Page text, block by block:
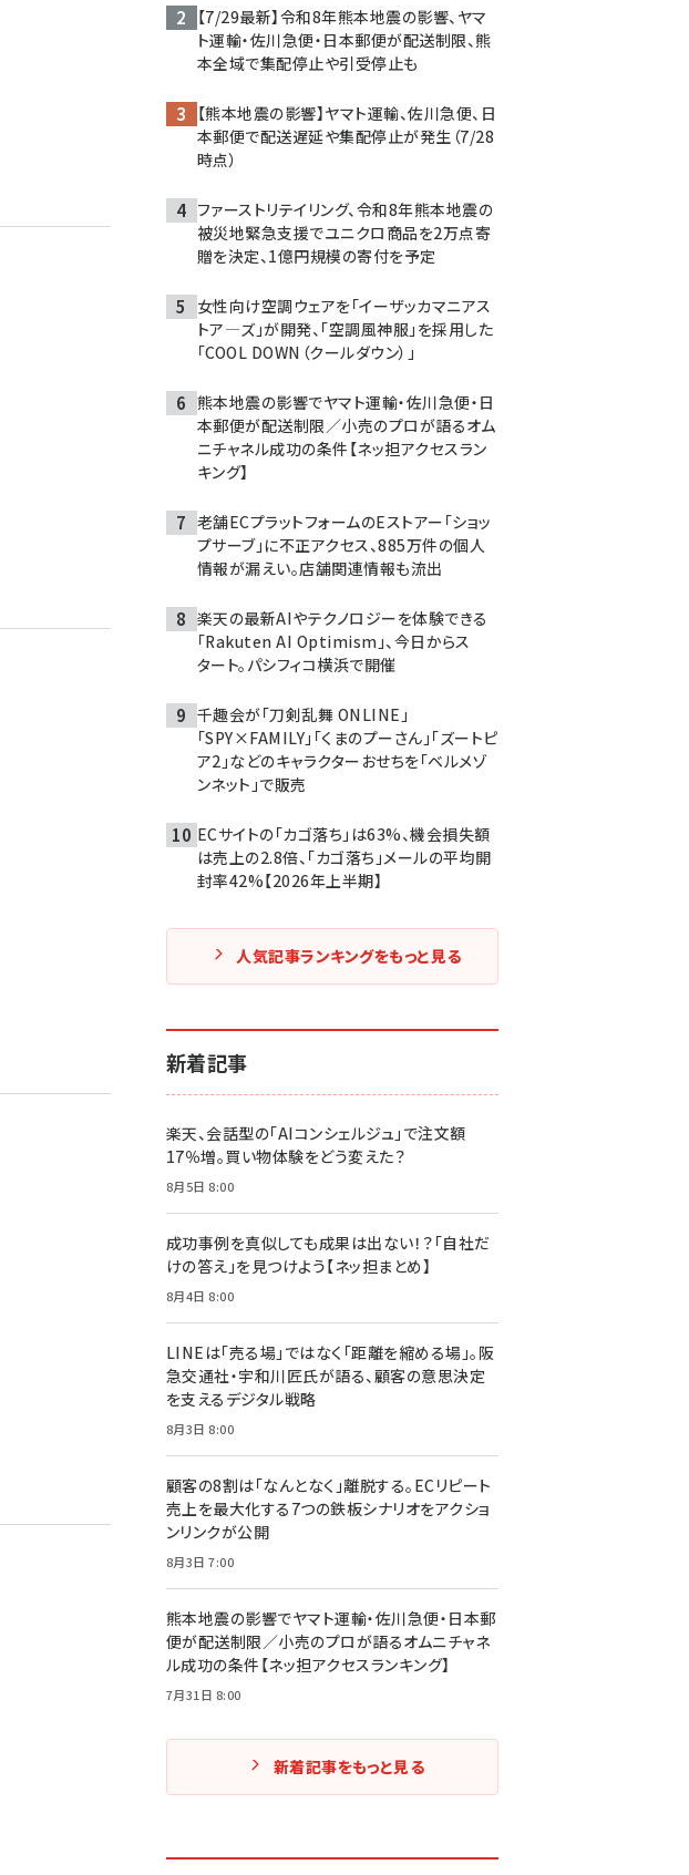
【7/29最新】令和8年熊本地震の影響、ヤマ
ト運輸・佐川急便・日本郵便が配送制限、熊
本全域で集配停止や引受停止も
【熊本地震の影響】ヤマト運輸、佐川急便、日
本郵便で配送遅延や集配停止が発生（7/28
時点）
ファーストリテイリング、令和8年熊本地震の
被災地緊急支援でユニクロ商品を2万点寄
贈を決定、1億円規模の寄付を予定
女性向け空調ウェアを「イーザッカマニアス
トア―ズ」が開発、「空調風神服」を採用した
「COOL DOWN（クールダウン）」
熊本地震の影響でヤマト運輸・佐川急便・日
本郵便が配送制限／小売のプロが語るオム
ニチャネル成功の条件【ネッ担アクセスラン
キング】
老舗ECプラットフォームのEストアー「ショッ
プサーブ」に不正アクセス、885万件の個人
情報が漏えい。店舗関連情報も流出
楽天の最新AIやテクノロジーを体験できる
「Rakuten AI Optimism」、今日からス
タート。パシフィコ横浜で開催
千趣会が「刀剣乱舞 ONLINE」
「SPY×FAMILY」「くまのプーさん」「ズートピ
ア2」などのキャラクターおせちを「ベルメゾ
ンネット」で販売
ECサイトの「カゴ落ち」は63%、機会損失額
は売上の2.8倍、「カゴ落ち」メールの平均開
封率42%【2026年上半期】
人気記事ランキングをもっと見る
新着記事
楽天、会話型の「AIコンシェルジュ」で注文額
17％増。買い物体験をどう変えた？
8月5日 8:00
成功事例を真似しても成果は出ない！？「自社だ
けの答え」を見つけよう【ネッ担まとめ】
8月4日 8:00
LINEは「売る場」ではなく「距離を縮める場」。阪
急交通社・宇和川匠氏が語る、顧客の意思決定
を支えるデジタル戦略
8月3日 8:00
顧客の8割は「なんとなく」離脱する。ECリピート
売上を最大化する7つの鉄板シナリオをアクショ
ンリンクが公開
8月3日 7:00
熊本地震の影響でヤマト運輸・佐川急便・日本郵
便が配送制限／小売のプロが語るオムニチャネ
ル成功の条件【ネッ担アクセスランキング】
7月31日 8:00
新着記事をもっと見る